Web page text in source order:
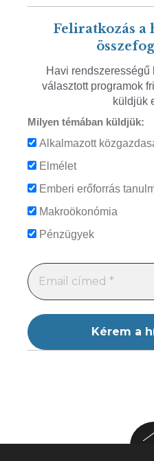
Feliratkozás a
Havi
választott programok
küldjük
Milyen témában küldjük:
Alkalmazott
Elmélet
Emberi erőforrás
Makroökonómia
Pénzügyek